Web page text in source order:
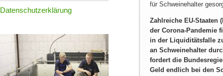
Datenschutzerklärung
für Schweinehalter
Zahlreiche EU-Staaten
der Corona-Pandemie
in der Liquiditätsfalle
an Schweinehalter
fordert die
Geld endlich bei den